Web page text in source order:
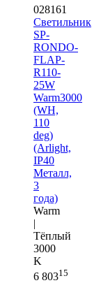
028161
Светильник
SP-
RONDO-
FLAP-
R110-
25W
Warm3000
(WH,
110
deg)
(Arlight,
IP40
Металл,
3
года)
Warm
|
Тёплый
3000
K
6 80315